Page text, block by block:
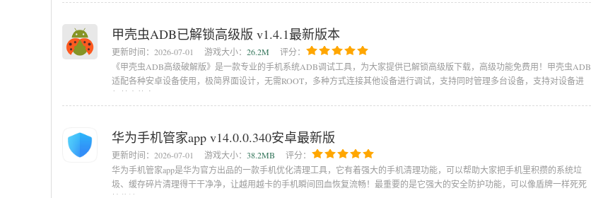
甲壳虫ADB已解锁高级版 v1.4.1最新版本
更新时间： 2026-07-01 游戏大小： 26.2M
评分：
《甲壳虫ADB高级破解版》是一款专业的手机系统ADB调试工具，为大家提供已解锁高级版下载，高级功能免费用！甲壳虫ADB
适配各种安卓设备使用，极简界面设计，无需ROOT，多种方式连接其他设备进行调试，支持同时管理多台设备，支持对设备进
行基本的文
华为手机管家app v14.0.0.340安卓最新版
更新时间： 2026-07-01 游戏大小： 38.2MB
评分：
华为手机管家app是华为官方出品的一款手机优化清理工具，它有着强大的手机清理功能，可以帮助大家把手机里积攒的系统垃
圾、缓存碎片清理得干干净净，让越用越卡的手机瞬间回血恢复流畅！最重要的是它强大的安全防护功能，可以像盾牌一样死死